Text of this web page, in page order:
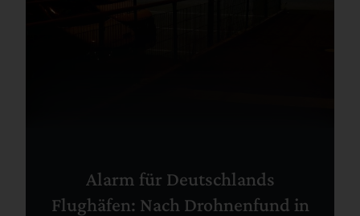
Alarm für Deutschlands
Flughäfen: Nach Drohnenfund in